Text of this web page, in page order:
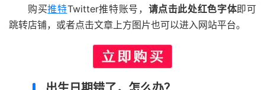
购买推特Twitter推特账号， 请点击此处红色字体即可
跳转店铺，或者点击文章上方图片也可以进入网站平台。